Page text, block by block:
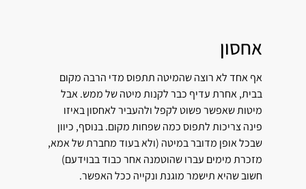
אחסון
אף אחד לא רוצה שהמיטה תתפוס מדי הרבה מקום
בבית, אחרת עדיף כבר לקנות מיטה של ממש. אבל
מיטות שאפשר פשוט לקפל ולהעביר לאחסון באיזו
פינה צריכות לתפוס כמה שפחות מקום. בנוסף, כיוון
שבכל אופן מדובר במיטה (ולא בעוד מחברת של אמא,
מזכרת מימים עברו שהוטמנה אחר כבוד בבוידעם)
חשוב שהיא תישמר מוגנת ונקייה ככל האפשר.